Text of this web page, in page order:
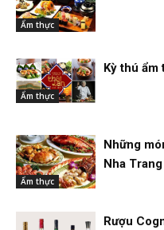
Ẩm thực
Ẩm thực
Kỳ thú ẩm
Ẩm thực
Những
Nha Trang
Rượu